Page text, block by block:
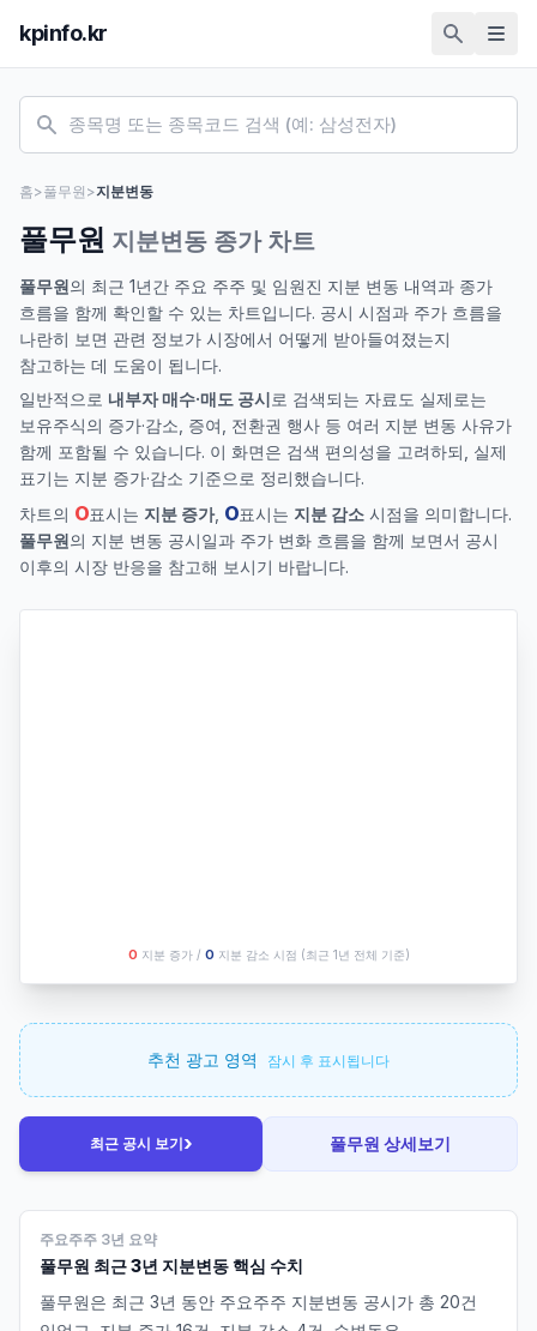
kpinfo.kr
홈>풀무원 >지분변동
풀무원 지분변동 종가 차트
풀무원의 최근 1년간 주요 주주 및 임원진 지분 변동 내역과 종가
흐름을 함께 확인할 수 있는 차트입니다. 공시 시점과 주가 흐름을
나란히 보면 관련 정보가 시장에서 어떻게 받아들여졌는지
참고하는 데 도움이 됩니다.
일반적으로 내부자 매수·매도 공시로 검색되는 자료도 실제로는
보유주식의 증가·감소, 증여, 전환권 행사 등 여러 지분 변동 사유가
함께 포함될 수 있습니다. 이 화면은 검색 편의성을 고려하되, 실제
표기는 지분 증가·감소 기준으로 정리했습니다.
차트의 O표시는 지분 증가, O표시는 지분 감소 시점을 의미합니다.
풀무원의 지분 변동 공시일과 주가 변화 흐름을 함께 보면서 공시
이후의 시장 반응을 참고해 보시기 바랍니다.
O 지분 증가 / O 지분 감소 시점 (최근 1년 전체 기준)
추천 광고 영역 잠시 후 표시됩니다
최근 공시 보기› 풀무원 상세보기
주요주주 3년 요약
풀무원 최근 3년 지분변동 핵심 수치
풀무원은 최근 3년 동안 주요주주 지분변동 공시가 총 20건